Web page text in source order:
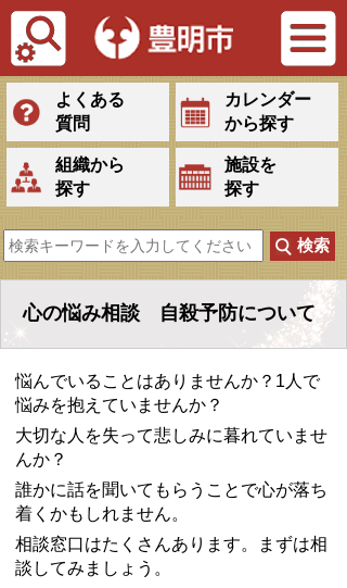
Tiếng Việt
よくある
質問
カレンダー
から探す
組織から
探す
施設を
探す
心の悩み相談 自殺予防について
悩んでいることはありませんか？1人で
悩みを抱えていませんか？
大切な人を失って悲しみに暮れていませ
んか？
誰かに話を聞いてもらうことで心が落ち
着くかもしれません。
相談窓口はたくさんあります。まずは相
談してみましょう。